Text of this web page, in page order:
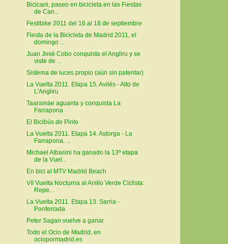
Bicicani, paseo en bicicleta en las Fiestas
de Can...
Festibike 2011 del 16 al 18 de septiembre
Fiesta de la Bicicleta de Madrid 2011, el
domingo ...
Juan José Cobo conquista el Angliru y se
viste de ...
Sistema de luces propio (aún sin patentar)
La Vuelta 2011. Etapa 15. Avilés - Alto de
L'Angliru
Taaramäe aguanta y conquista La
Farrapona
El Bicibús de Pinto
La Vuelta 2011. Etapa 14. Astorga - La
Farrapona. ...
Michael Albasini ha ganado la 13º etapa
de la Vuel...
En bici al MTV Madrid Beach
VII Vuelta Nocturna al Anillo Verde Ciclista:
Repe...
La Vuelta 2011. Etapa 13. Sarria -
Ponferrada
Peter Sagan vuelve a ganar
Todo el Ocio de Madrid, en
ociopormadrid.es